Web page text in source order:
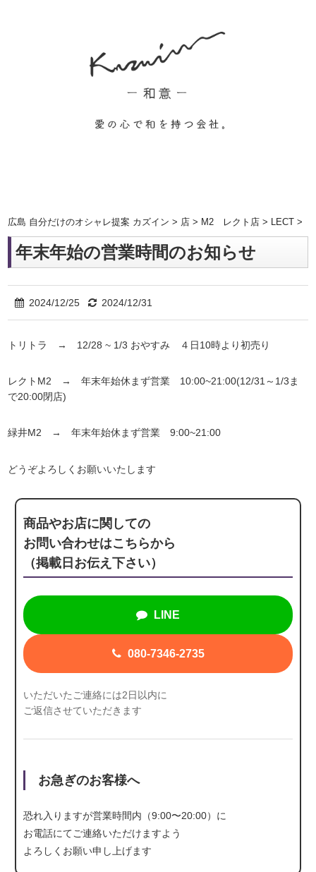
広島 自分だけのオシャレ提案 カズイン > 店 > M2 レクト店 > LECT >
年末年始の営業時間のお知らせ
2024/12/25 2024/12/31
トリトラ → 12/28 ~ 1/3 おやすみ ４日10時より初売り
レクトM2 → 年末年始休まず営業 10:00~21:00(12/31～1/3ま
で20:00閉店)
緑井M2 → 年末年始休まず営業 9:00~21:00
どうぞよろしくお願いいたします
商品やお店に関しての
お問い合わせはこちらから
（掲載日お伝え下さい）
LINE
080-7346-2735
いただいたご連絡には2日以内に
ご返信させていただきます
お急ぎのお客様へ
恐れ入りますが営業時間内（9:00〜20:00）に
お電話にてご連絡いただけますよう
よろしくお願い申し上げます